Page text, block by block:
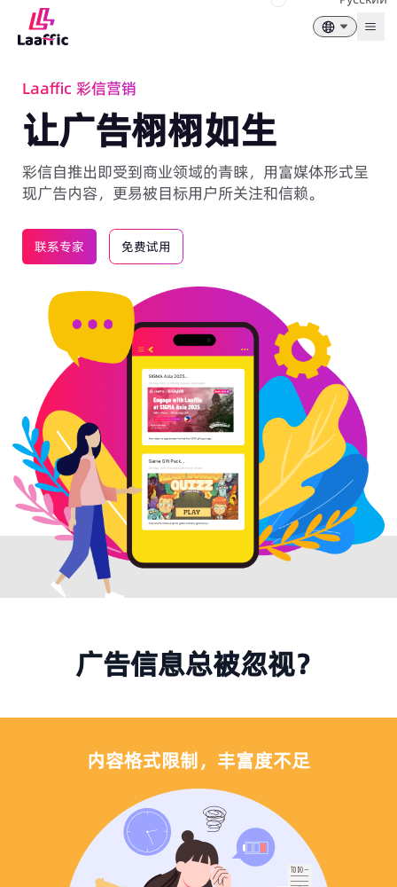
Laaffic 彩信营销
让广告栩栩如生
彩信自推出即受到商业领域的青睐，用富媒体形式呈
现广告内容，更易被目标用户所关注和信赖。
联系专家 免费试用
广告信息总被忽视？
内容格式限制，丰富度不足